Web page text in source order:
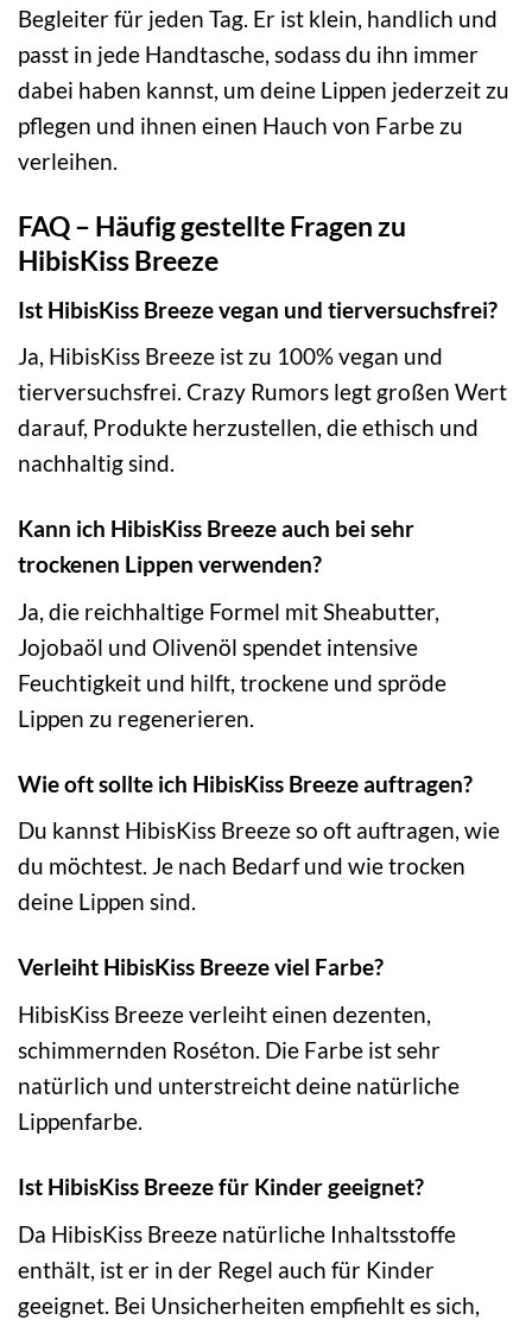
Begleiter für jeden Tag. Er ist klein, handlich und
passt in jede Handtasche, sodass du ihn immer
dabei haben kannst, um deine Lippen jederzeit zu
pflegen und ihnen einen Hauch von Farbe zu
verleihen.
FAQ – Häufig gestellte Fragen zu
HibisKiss Breeze
Ist HibisKiss Breeze vegan und tierversuchsfrei?
Ja, HibisKiss Breeze ist zu 100% vegan und
tierversuchsfrei. Crazy Rumors legt großen Wert
darauf, Produkte herzustellen, die ethisch und
nachhaltig sind.
Kann ich HibisKiss Breeze auch bei sehr
trockenen Lippen verwenden?
Ja, die reichhaltige Formel mit Sheabutter,
Jojobaöl und Olivenöl spendet intensive
Feuchtigkeit und hilft, trockene und spröde
Lippen zu regenerieren.
Wie oft sollte ich HibisKiss Breeze auftragen?
Du kannst HibisKiss Breeze so oft auftragen, wie
du möchtest. Je nach Bedarf und wie trocken
deine Lippen sind.
Verleiht HibisKiss Breeze viel Farbe?
HibisKiss Breeze verleiht einen dezenten,
schimmernden Roséton. Die Farbe ist sehr
natürlich und unterstreicht deine natürliche
Lippenfarbe.
Ist HibisKiss Breeze für Kinder geeignet?
Da HibisKiss Breeze natürliche Inhaltsstoffe
enthält, ist er in der Regel auch für Kinder
geeignet. Bei Unsicherheiten empfiehlt es sich,